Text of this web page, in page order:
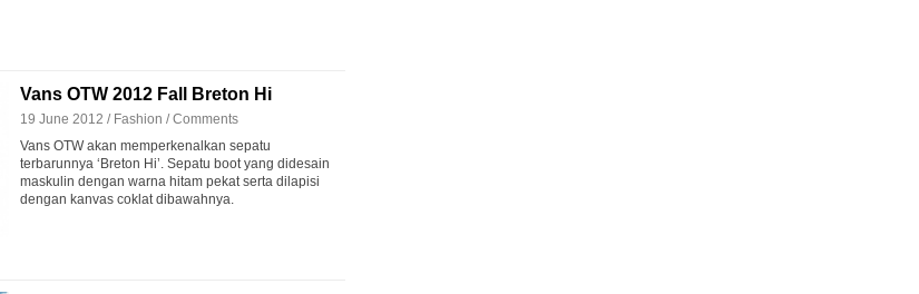
Vans OTW 2012 Fall Breton Hi
19 June 2012 / Fashion /Comments
Vans OTW akan memperkenalkan sepatu
terbarunnya ‘Breton Hi’. Sepatu boot yang didesain
maskulin dengan warna hitam pekat serta dilapisi
dengan kanvas coklat dibawahnya.